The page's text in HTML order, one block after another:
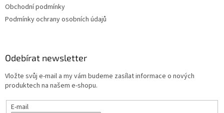
Obchodní podmínky
Podmínky ochrany osobních údajů
Odebírat newsletter
Vložte svůj e-mail a my vám budeme zasílat informace o nových
produktech na našem e-shopu.
E-mail